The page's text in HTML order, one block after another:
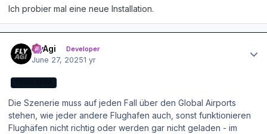
Ich probier mal eine neue Installation.
FlyAgi Developer
June 27, 20251 yr
Die Szenerie muss auf jeden Fall über den Global Airports
stehen, wie jeder andere Flughafen auch, sonst funktionieren
Flughäfen nicht richtig oder werden gar nicht geladen - im